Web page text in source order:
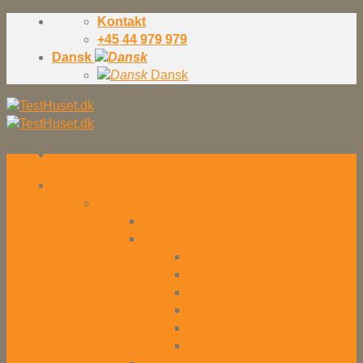
content
Kontakt
+45 44 979 979
Dansk
Dansk